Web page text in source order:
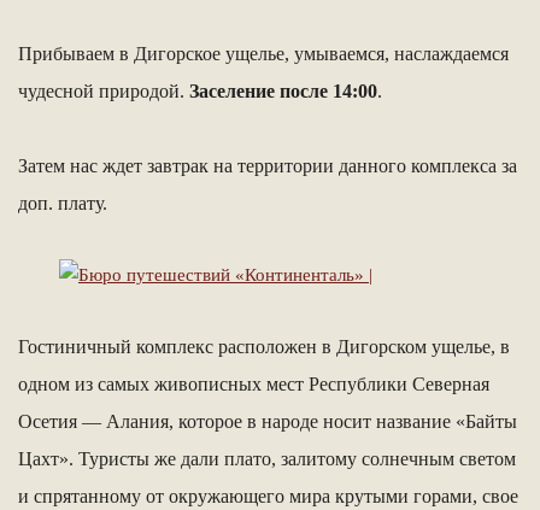
Прибываем в Дигорское ущелье, умываемся, наслаждаемся
чудесной природой. Заселение после 14:00.
Затем нас ждет завтрак на территории данного комплекса за
доп. плату.
Гостиничный комплекс расположен в Дигорском ущелье, в
одном из самых живописных мест Республики Северная
Осетия — Алания, которое в народе носит название «Байты
Цахт». Туристы же дали плато, залитому солнечным светом
и спрятанному от окружающего мира крутыми горами, свое